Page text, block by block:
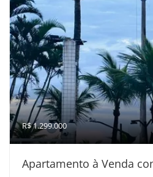
R$ 1.299.000
Apartamento à Venda